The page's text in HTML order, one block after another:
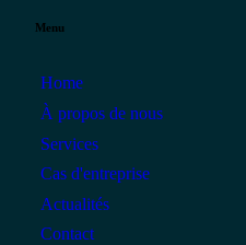
Menu
Home
À propos de nous
Services
Cas d'entreprise
Actualités
Contact